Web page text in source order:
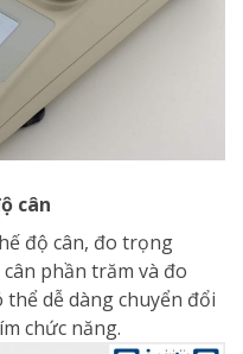
cân
độ cân, đo trọng
phần trăm và đo
dễ dàng chuyển đổi
chức năng.